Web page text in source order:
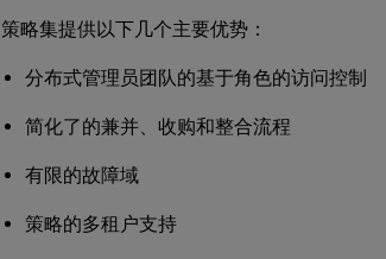
策略集提供以下几个主要优势：
分布式管理员团队的基于角色的访问控制
简化了的兼并、收购和整合流程
有限的故障域
策略的多租户支持